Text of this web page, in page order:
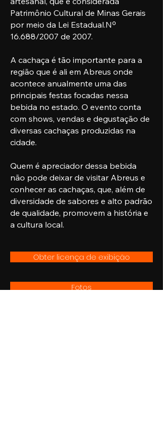
Patrimônio Cultural de Minas Gerais
por meio da Lei Estadual.Nº
16.688/2007 de 2007.
A cachaça é tão importante para a
região que é ali em Abreus onde
acontece anualmente uma das
principais festas focadas nessa
bebida no estado. O evento conta
com shows, vendas e degustação de
diversas cachaças produzidas na
cidade.
Quem é apreciador dessa bebida
não pode deixar de visitar Abreus e
conhecer as cachaças, que, além de
diversidade de sabores e alto padrão
de qualidade, promovem a história e
a cultura local.
Obter licença de exibição
Fotos